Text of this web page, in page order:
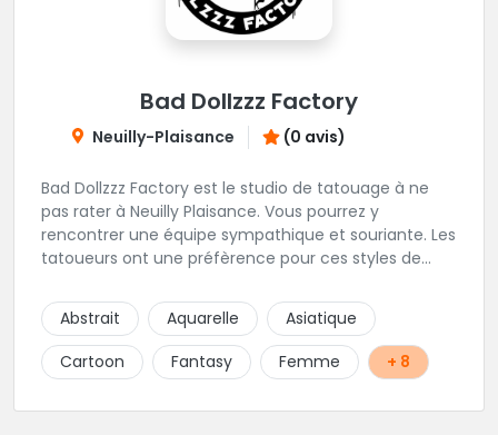
Bad Dollzzz Factory
Neuilly-Plaisance (0 avis)
Bad Dollzzz Factory est le studio de tatouage à ne
pas rater à Neuilly Plaisance. Vous pourrez y
rencontrer une équipe sympathique et souriante. Les
tatoueurs ont une préfèrence pour ces styles de
culture et traits fins. Foncez !
Abstrait Aquarelle
Asiatique
Cartoon
Fantasy Femme + 8